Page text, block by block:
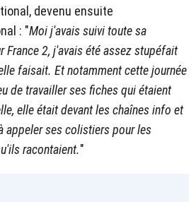
devenu ensuite
: "Moi j'avais suivi toute sa
France 2, j'avais été assez stupéfait
faisait. Et notamment cette journée
de travailler ses fiches qui étaient
elle était devant les chaînes info et
appeler ses colistiers pour les
racontaient."